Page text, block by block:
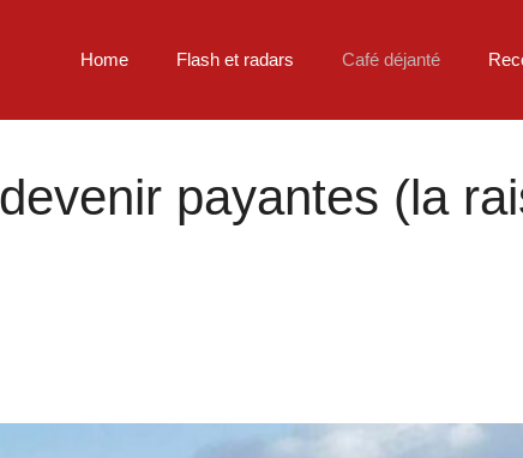
Home Flash et radars Café déjanté
payantes (la